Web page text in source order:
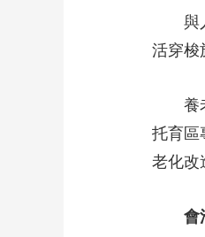
與人
活穿梭
養老
托育區
老化改
會